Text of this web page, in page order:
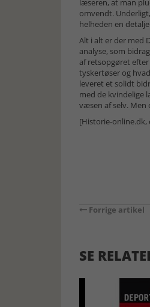
læseren, at man
omvendt.
helheden en detalje.
Alt i alt er der med
analyse, som
af retsopgøret
tyskertøser og
leveret et solidt
med de kvindelige
væsen af selv. Men
[Historie-online.dk,
Forrige artikel
SE